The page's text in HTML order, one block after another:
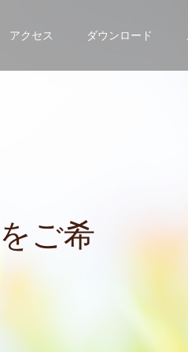
アクセス ダウンロード
希 望の は